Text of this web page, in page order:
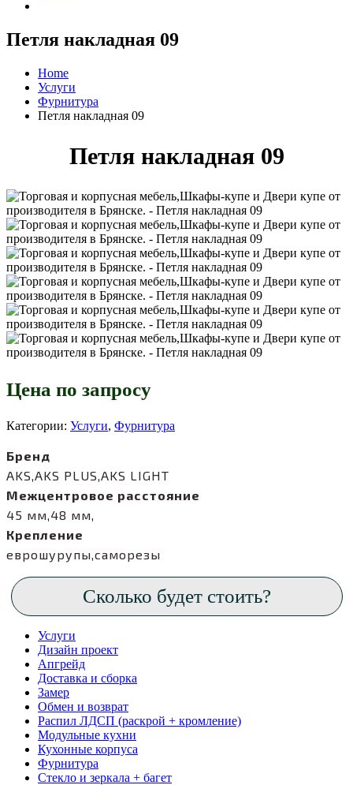
Петля накладная 09
Home
Услуги
Фурнитура
Петля накладная 09
Петля накладная 09
Цена по запросу
Категории: Услуги, Фурнитура
Бренд
AKS,AKS PLUS,AKS LIGHT
Межцентровое расстояние
45 мм,48 мм,
Крепление
еврошурупы,саморезы
Сколько будет стоить?
Услуги
Дизайн проект
Апгрейд
Доставка и сборка
Замер
Обмен и возврат
Распил ЛДСП (раскрой + кромление)
Модульные кухни
Кухонные корпуса
Фурнитура
Стекло и зеркала + багет